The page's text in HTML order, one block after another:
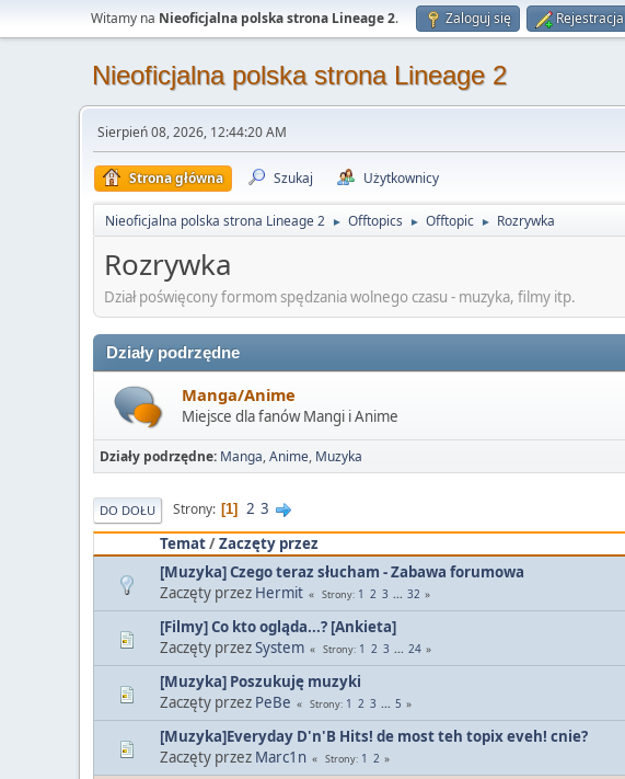
Witamy na Nieoficjalna polska strona Lineage 2. Zaloguj się Rejestracja
Nieoficjalna polska strona Lineage 2
Sierpień 08, 2026, 12:44:20 AM
Strona główna Szukaj Użytkownicy
Nieoficjalna polska strona Lineage 2 ► Offtopics ► Offtopic ► Rozrywka
Rozrywka
Dział poświęcony formom spędzania wolnego czasu - muzyka, filmy itp.
Działy podrzędne
Manga/Anime
Miejsce dla fanów Mangi i Anime
Działy podrzędne Manga Anime Muzyka
DO DOŁU Strony 1 2 3
Temat/Zaczęty przez
[Muzyka] Czego teraz słucham - Zabawa forumowa
Zaczęty przez Hermit Strony 1 2 3 ... 32
[Filmy] Co kto ogląda...? [Ankieta]
Zaczęty przezSystem Strony 1 2 3 ... 24
[Muzyka] Poszukuję muzyki
Zaczęty przez PeBe Strony 1 2 3 ... 5
[Muzyka]Everyday D'n'B Hits! de most teh topix eveh! cnie?
Zaczęty przez Marc1n Strony 1 2